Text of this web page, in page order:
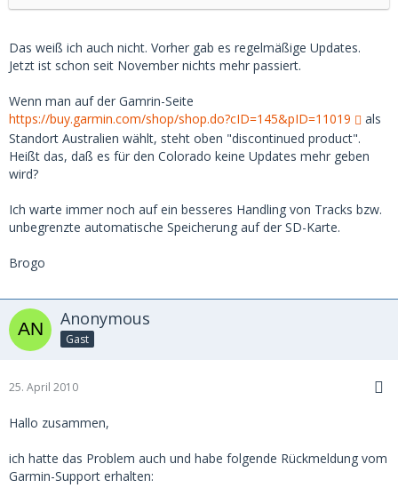
Das weiß ich auch nicht. Vorher gab es regelmäßige Updates.
Jetzt ist schon seit November nichts mehr passiert.
Wenn man auf der Gamrin-Seite
https://buy.garmin.com/shop/shop.do?cID=145&pID=11019
als
Standort Australien wählt, steht oben "discontinued product".
Heißt das, daß es für den Colorado keine Updates mehr geben
wird?
Ich warte immer noch auf ein besseres Handling von Tracks bzw.
unbegrenzte automatische Speicherung auf der SD-Karte.
Brogo
Anonymous
Gast
25. April 2010
Hallo zusammen,
ich hatte das Problem auch und habe folgende Rückmeldung vom
Garmin-Support erhalten: